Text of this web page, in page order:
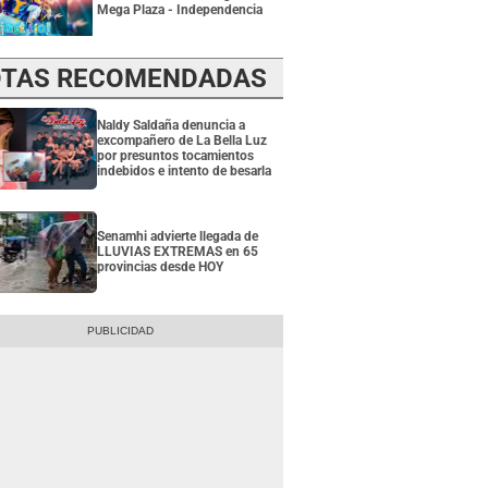
Mega Plaza - Independencia
RECOMENDADAS
Naldy Saldaña denuncia a
excompañero de La Bella Luz
por presuntos tocamientos
indebidos e intento de besarla
Senamhi advierte llegada de
LLUVIAS EXTREMAS en 65
provincias desde HOY